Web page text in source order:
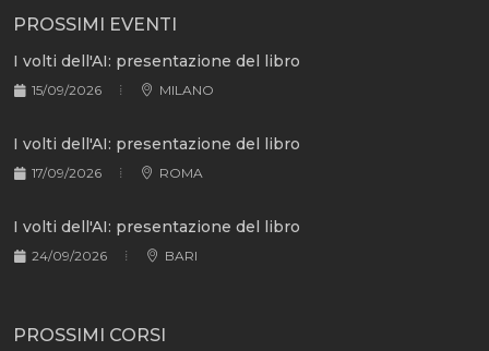
PROSSIMI EVENTI
I volti dell'AI: presentazione del libro
15/09/2026 MILANO
I volti dell'AI: presentazione del libro
17/09/2026 ROMA
I volti dell'AI: presentazione del libro
24/09/2026 BARI
PROSSIMI CORSI